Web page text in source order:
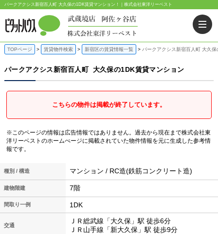
パークアクシス新宿百人町 大久保の1DK賃貸マンション！｜株式会社東洋リーベスト
TOPページ 賃貸物件検索 新宿区の賃貸情報一覧 パークアクシス新宿百人町 大久
パークアクシス新宿百人町 大久保の1DK賃貸マンション
こちらの物件は掲載が終了しています。
※このページの情報は広告情報ではありません。過去から現在まで株式会社東
洋リーベストのホームぺージに掲載されていた物件情報を元に生成した参考情
報です。
種別 / 構造 マンション / RC造(鉄筋コンクリート造)
建物階建 7階
間取り一例 1DK
交通
ＪＲ総武線「大久保」駅 徒歩6分
ＪＲ山手線「新大久保」駅 徒歩9分